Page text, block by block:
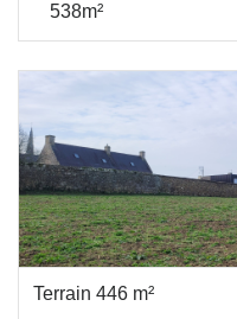
538m²
Terrain 446 m²